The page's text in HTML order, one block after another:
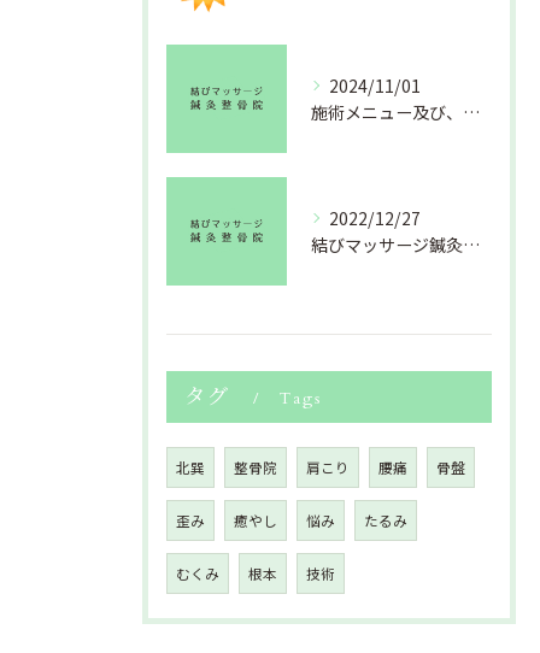
2024/11/01
施術メニュー及び、料金改定のお知らせ
2022/12/27
結びマッサージ鍼灸整骨院より年末のご挨拶
タグ Tags
北巽 整骨院 肩こり 腰痛 骨盤
歪み 癒やし 悩み たるみ
むくみ 根本 技術